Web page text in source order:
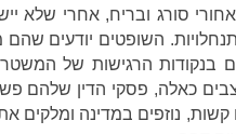
סורג ובריח, אחרי שלא
השופטים יודעים
בנקודות הרגישות של
כאלה, פסקי הדין שלהם
נוזפים במדינה ומלקים את